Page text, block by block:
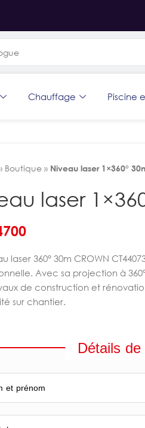
Chauffage Piscine
Boutique » Niveau laser 1×360°
laser
laser 360° 30m CROWN
Avec sa projection à
de construction et
sur chantier.
Détails